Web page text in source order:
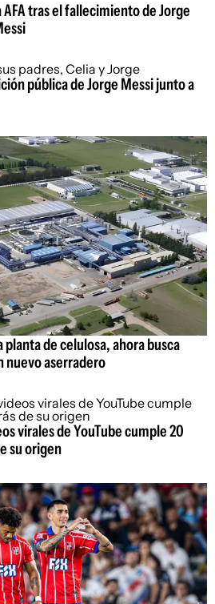
tras el fallecimiento de Jorge
pública de Jorge Messi junto a
de celulosa, ahora busca
nuevo aserradero
virales de YouTube cumple 20
su origen